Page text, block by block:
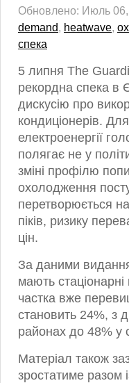
Обновлено: Июль
demand, heatwave,
спека
5 липня The
рекордна спека в
дискусію про
кондиціонерів.
електроенергії
полягає не у
зміні профілю
охолодження
перетворюється
піків, ризику
цін.
За даними
мають стаціонарні
частка вже
становить 24%, з
районах до 48% у
Матеріал також
зростатиме разом